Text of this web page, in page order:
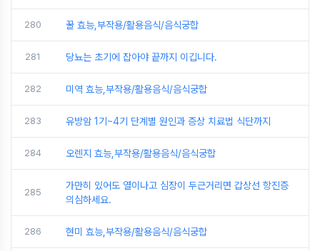
280 꿀 효능,부작용/활용음식/음식궁합
281 당뇨는 초기에 잡아야 끝까지 이깁니다.
282 미역 효능,부작용/활용음식/음식궁합
283 유방암 1기~4기 단계별 원인과 증상 치료법 식단까지
284 오렌지 효능,부작용/활용음식/음식궁합
285
가만히 있어도 열이나고 심장이 두근거리면 갑상선 항진증
의심하세요.
286 현미 효능,부작용/활용음식/음식궁합